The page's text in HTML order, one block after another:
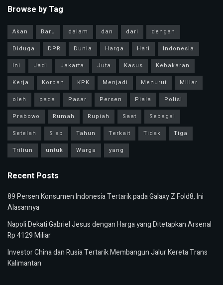
Browse by Tag
Akan Baru dalam dan dari
dengan
Diduga
DPR Dunia Harga Hari
Indonesia
Ini
Jadi Jakarta Juta Kasus
Kebakaran
Kerja
Korban KPK Menjadi Menurut
Miliar
oleh
pada Pasar Persen Piala
Polisi
Prabowo
Rumah Rupiah Saat
Sebagai
Setelah
Siap Tahun Terkait Tidak
Tiga
Triliun
untuk Warga yang
Recent Posts
89 Persen Konsumen Indonesia Tertarik pada Galaxy Z Fold8, Ini
Alasannya
Napoli Dekati Gabriel Jesus dengan Harga yang Ditetapkan Arsenal
Rp 4129 Miliar
Investor China dan Rusia Tertarik Membangun Jalur Kereta Trans
Kalimantan